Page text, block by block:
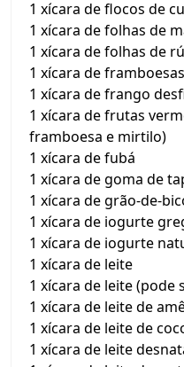
1 xícara de flocos de
1 xícara de folhas de
1 xícara de folhas de
1 xícara de framboesas
1 xícara de frango
1 xícara de frutas
framboesa e mirtilo)
1 xícara de fubá
1 xícara de goma de
1 xícara de grão-de-
1 xícara de iogurte
1 xícara de iogurte
1 xícara de leite
1 xícara de leite (pode
1 xícara de leite de
1 xícara de leite de
1 xícara de leite